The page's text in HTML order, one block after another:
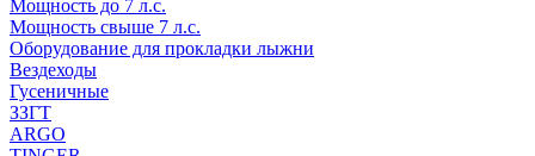
Мощность до 7 л.с.
Мощность свыше 7 л.с.
Оборудование для прокладки лыжни
Вездеходы
Гусеничные
ЗЗГТ
ARGO